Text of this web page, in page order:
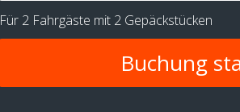
Für 2 Fahrgäste mit 2 Gepäckstücken